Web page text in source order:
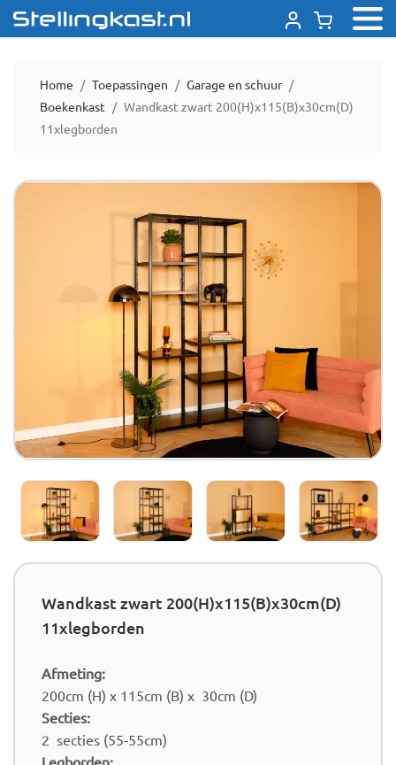
Home Toepassingen
Garage en schuur
Boekenkast
Wandkast zwart 200(H)x115(B)x30cm(D)
11xlegborden
Wandkast zwart 200(H)x115(B)x30cm(D)
11xlegborden
Afmeting:
200cm (H) x 115cm (B) x 30cm (D)
Secties:
2 secties (55-55cm)
Legborden: